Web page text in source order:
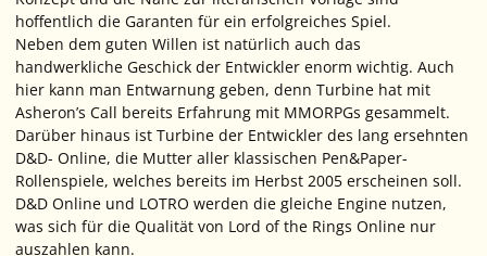
hoffentlich die Garanten für ein erfolgreiches Spiel.
Neben dem guten Willen ist natürlich auch das
handwerkliche Geschick der Entwickler enorm wichtig. Auch
hier kann man Entwarnung geben, denn Turbine hat mit
Asheron’s Call bereits Erfahrung mit MMORPGs gesammelt.
Darüber hinaus ist Turbine der Entwickler des lang ersehnten
D&D- Online, die Mutter aller klassischen Pen&Paper-
Rollenspiele, welches bereits im Herbst 2005 erscheinen soll.
D&D Online und LOTRO werden die gleiche Engine nutzen,
was sich für die Qualität von Lord of the Rings Online nur
auszahlen kann.